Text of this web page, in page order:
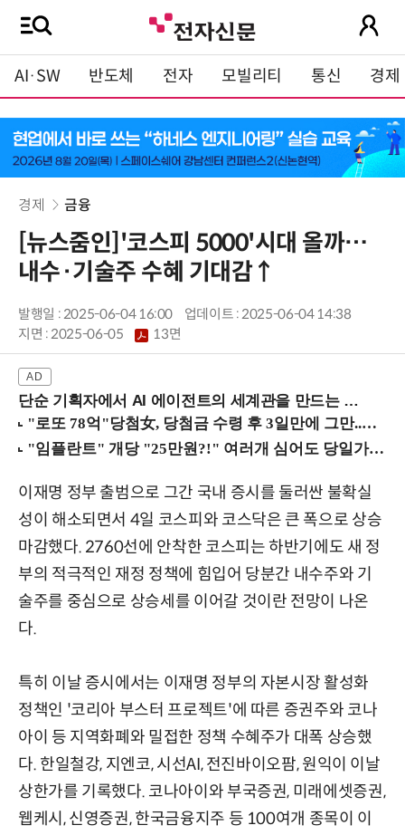
AI·SW 반도체 전자 모빌리티 통신 경제
경제 금융
[뉴스줌인]'코스피 5000'시대 올까…
내수·기술주 수혜 기대감↑
발행일 : 2025-06-04 16:00
업데이트 : 2025-06-04 14:38
지면 :2025-06-05 13면
단순 기획자에서 AI 에이전트의 세계관을 만드는 지식 설계자로.. (8/20 강남역)
이재명 정부 출범으로 그간 국내 증시를 둘러싼 불확실
성이 해소되면서 4일 코스피와 코스닥은 큰 폭으로 상승
마감했다. 2760선에 안착한 코스피는 하반기에도 새 정
부의 적극적인 재정 정책에 힘입어 당분간 내수주와 기
술주를 중심으로 상승세를 이어갈 것이란 전망이 나온
다.
특히 이날 증시에서는 이재명 정부의 자본시장 활성화
정책인 '코리아 부스터 프로젝트'에 따른 증권주와 코나
아이 등 지역화폐와 밀접한 정책 수혜주가 대폭 상승했
다. 한일철강, 지엔코, 시선AI, 전진바이오팜, 원익이 이날
상한가를 기록했다. 코나아이와 부국증권, 미래에셋증권,
웹케시, 신영증권, 한국금융지주 등 100여개 종목이 이